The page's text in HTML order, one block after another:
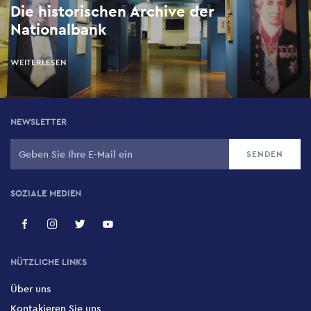
Die historischen Archive der
Nationalbank
WEITERLESEN
NEWSLETTER
SOZIALE MEDIEN
NÜTZLICHE LINKS
Über uns
Kontakieren Sie uns